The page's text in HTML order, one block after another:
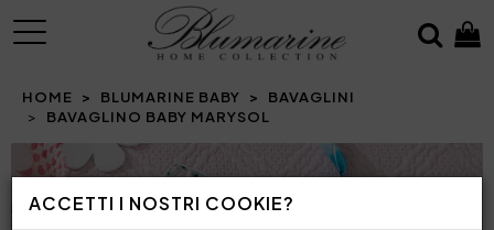
ACCETTI I NOSTRI COOKIE?
MENU
HOME BLUMARINE BABY
BAVAGLINI
BAVAGLINO BABY MARYSOL